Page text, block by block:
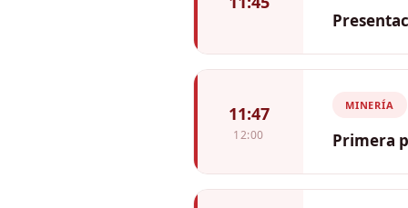
11:47
12:00
MINERÍA
Primera